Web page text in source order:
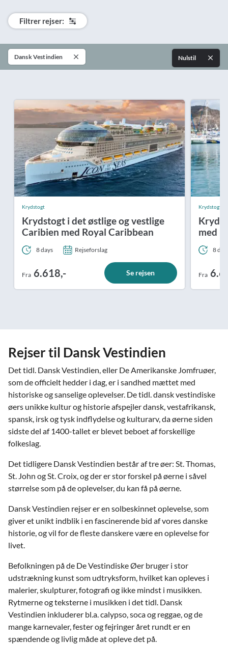
Filtrer rejser:
Dansk Vestindien Nulstil
Krydstogt
Krydstogt i det østlige og vestlige
Caribien med Royal Caribbean
8 days Rejseforslag
Fra 6.618,- Se rejsen
Krydstogt
med
8
Fra
Rejser til Dansk Vestindien
Det tidl. Dansk Vestindien, eller De Amerikanske Jomfruøer,
som de officielt hedder i dag, er i sandhed mættet med
historiske og sanselige oplevelser. De tidl. dansk vestindiske
øers unikke kultur og historie afspejler dansk, vestafrikansk,
spansk, irsk og tysk indflydelse og kulturarv, da øerne siden
sidste del af 1400-tallet er blevet beboet af forskellige
folkeslag.
Det tidligere Dansk Vestindien består af tre øer: St. Thomas,
St. John og St. Croix, og der er stor forskel på øerne i såvel
størrelse som på de oplevelser, du kan få på øerne.
Dansk Vestindien rejser er en solbeskinnet oplevelse, som
giver et unikt indblik i en fascinerende bid af vores danske
historie, og vil for de fleste danskere være en oplevelse for
livet.
Befolkningen på de De Vestindiske Øer bruger i stor
udstrækning kunst som udtryksform, hvilket kan opleves i
malerier, skulpturer, fotografi og ikke mindst i musikken.
Rytmerne og teksterne i musikken i det tidl. Dansk
Vestindien inkluderer bl.a. calypso, soca og reggae, og de
mange karnevaler, fester og fejringer året rundt er en
spændende og livlig måde at opleve det på.